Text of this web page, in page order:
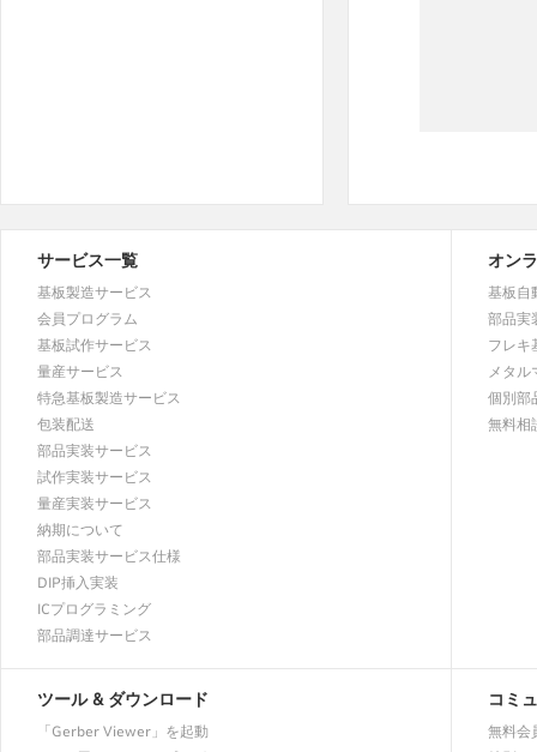
サービス一覧
基板製造サービス
会員プログラム
基板試作サービス
量産サービス
特急基板製造サービス
包装配送
部品実装サービス
試作実装サービス
量産実装サービス
納期について
部品実装サービス仕様
DIP挿入実装
ICプログラミング
部品調達サービス
オン
基板自
部品実
フレキ
メタル
個別部
無料相
ツール & ダウンロード
「Gerber Viewer」を起動
コミ
無料会